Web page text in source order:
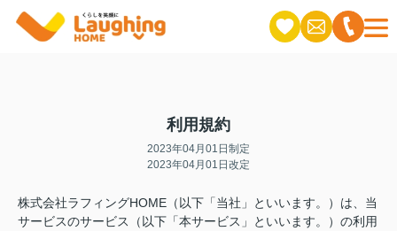
利用規約
2023年04月01日制定
2023年04月01日改定
株式会社ラフィングHOME（以下「当社」といいます。）は、当
サービスのサービス（以下「本サービス」といいます。）の利用